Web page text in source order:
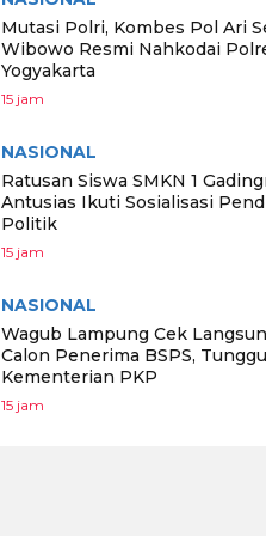
Mutasi Polri, Kombes Pol Ari
Wibowo Resmi Nahkodai
Yogyakarta
15 jam
NASIONAL
Ratusan Siswa SMKN 1
Antusias Ikuti Sosialisasi
Politik
15 jam
NASIONAL
Wagub Lampung Cek
Calon Penerima BSPS,
Kementerian PKP
15 jam